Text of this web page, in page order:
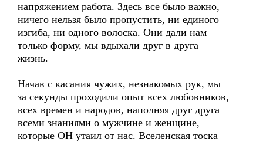
напряжением работа. Здесь все было важно,
ничего нельзя было пропустить, ни единого
изгиба, ни одного волоска. Они дали нам
только форму, мы вдыхали друг в друга
жизнь.
Начав с касания чужих, незнакомых рук, мы
за секунды проходили опыт всех любовников,
всех времен и народов, наполняя друг друга
всеми знаниями о мужчине и женщине,
которые ОН утаил от нас. Вселенская тоска